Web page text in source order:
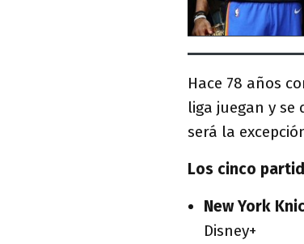
Hace 78 años
liga juegan y se
será la
Los cinco
New York
Disney+